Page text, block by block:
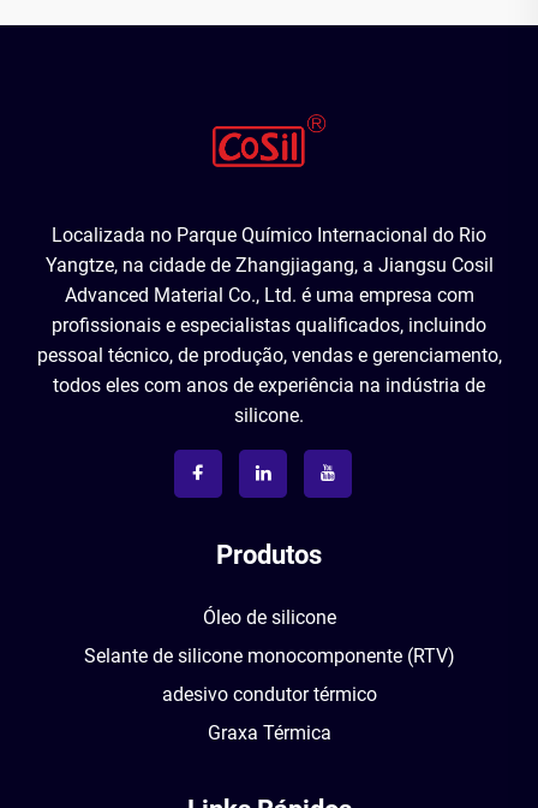
Localizada no Parque Químico Internacional do Rio
Yangtze, na cidade de Zhangjiagang, a Jiangsu Cosil
Advanced Material Co., Ltd. é uma empresa com
profissionais e especialistas qualificados, incluindo
pessoal técnico, de produção, vendas e gerenciamento,
todos eles com anos de experiência na indústria de
silicone.
Produtos
Óleo de silicone
Selante de silicone monocomponente (RTV)
adesivo condutor térmico
Graxa Térmica